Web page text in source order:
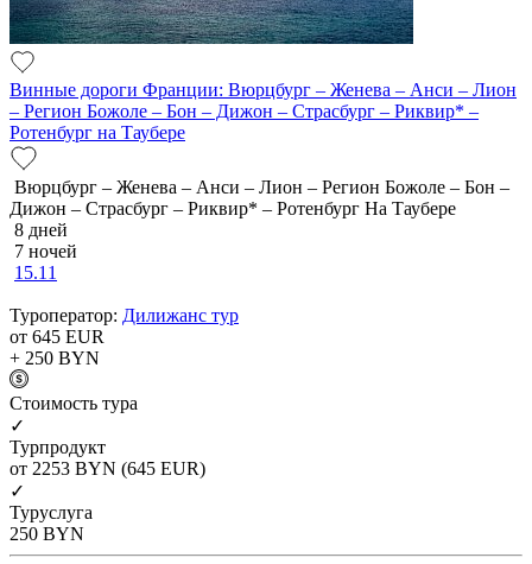
Винные дороги Франции: Вюрцбург – Женева – Анси – Лион
– Регион Божоле – Бон – Дижон – Страсбург – Риквир* –
Ротенбург на Таубере
Вюрцбург – Женева – Анси – Лион – Регион Божоле – Бон –
Дижон – Страсбург – Риквир* – Ротенбург На Таубере
8 дней
7 ночей
15.11
Туроператор: Дилижанс тур
от 645 EUR
+ 250 BYN
Cтоимость тура
✓
Турпродукт
от 2253 BYN (645 EUR)
✓
Туруслуга
250 BYN